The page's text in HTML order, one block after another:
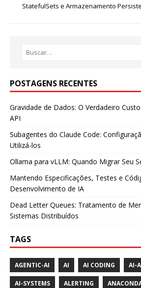
StatefulSets e Armazenamento
POSTAGENS RECENTES
Gravidade de Dados: O Verdadeiro
API
Subagentes do Claude Code:
Utilizá-los
Ollama para vLLM: Quando Migrar Seu
Mantendo Especificações, Testes e
Desenvolvimento de IA
Dead Letter Queues: Tratamento de
Sistemas Distribuídos
TAGS
AGENTIC-AI AI AI CODING AI-
AI-SYSTEMS ALERTING